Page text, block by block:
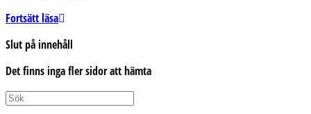
Fortsätt läsaInför
Slut på innehåll
Det finns inga fler sidor att hämta